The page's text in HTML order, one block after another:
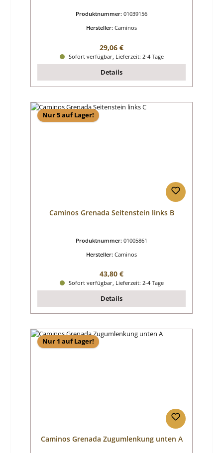
Produktnummer: 01039156
Hersteller: Caminos
Regulärer Preis:
29,06 €
Sofort verfügbar, Lieferzeit: 2-4 Tage
Details
Nur 5 auf Lager!
Caminos Grenada Seitenstein links B
Produktnummer: 01005861
Hersteller: Caminos
Regulärer Preis:
43,80 €
Sofort verfügbar, Lieferzeit: 2-4 Tage
Details
Nur 1 auf Lager!
Caminos Grenada Zugumlenkung unten A